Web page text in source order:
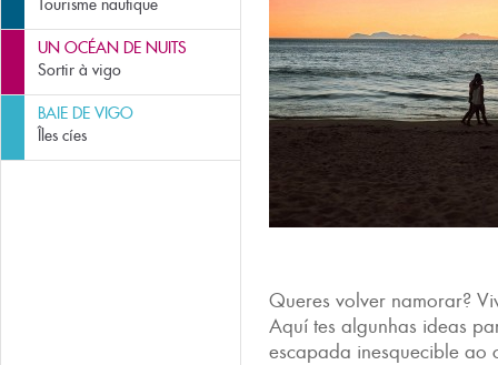
Tourisme nautique
UN OCÉAN DE NUITS
Sortir à vigo
BAIE DE VIGO
Îles cíes
Queres volver namorar?
Aquí tes algunhas ideas
escapada inesquecible ao